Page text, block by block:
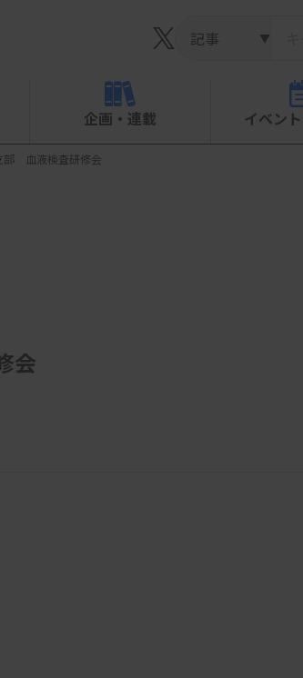
▼
企画・連載 イベン
部 血液検査研修会
会